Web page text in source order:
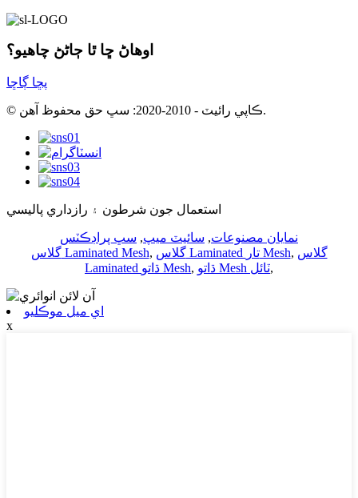
اوهاڻ ڇا ٿا ڄاڻڻ چاهيو؟
پڇا ڳاڇا
© ڪاپي رائيٽ - 2010-2020: سڀ حق محفوظ آهن.
استعمال جون شرطون ۽ رازداري پاليسي
نمايان مصنوعات, سائيٽ ميپ, سڀ پراڊڪٽس
گلاس Laminated Mesh, گلاس Laminated تار Mesh, گلاس
Laminated ڌاتو Mesh, ڌاتو Mesh ٽائل,
اي ميل موڪليو
x